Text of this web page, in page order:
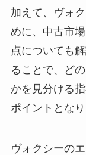
加えて、ヴォ
めに、中古市
点についても
ることで、ど
かを見分ける
ポイントとなり
ヴォクシーの